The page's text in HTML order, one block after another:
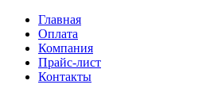
Главная
Оплата
Компания
Прайс-лист
Контакты